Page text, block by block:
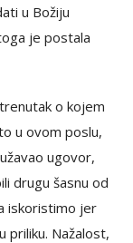
u Božiju
je postala
o kojem
u ovom poslu,
ugovor,
drugu šasnu od
iskoristimo jer
priliku. Nažalost,